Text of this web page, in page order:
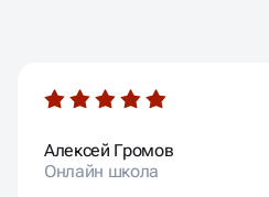
Алексей Громов
Онлайн школа